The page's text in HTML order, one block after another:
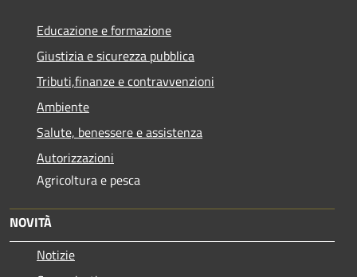
Educazione e formazione
Giustizia e sicurezza pubblica
Tributi,finanze e contravvenzioni
Ambiente
Salute, benessere e assistenza
Autorizzazioni
Agricoltura e pesca
NOVITÀ
Notizie